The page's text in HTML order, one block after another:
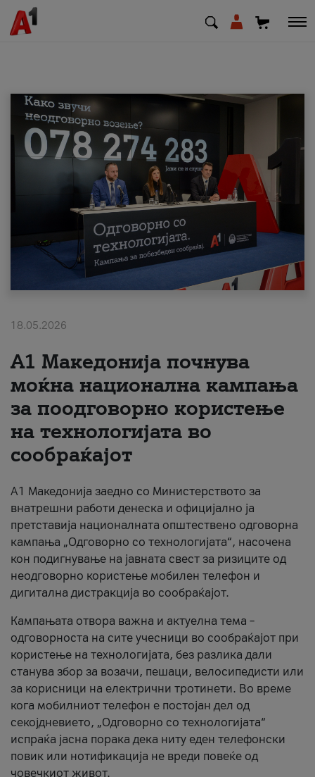
МК EN SQ
Деловни
Поддршка
Надополни кредит
#ПодобарОнлајн
18.05.2026
A1 Македонија почнува
моќна национална кампања
за поодговорно користење
на технологијата во
сообраќајот
A1 Македонија заедно со Министерството за
внатрешни работи денеска и официјално ја
претставија националната општествено одговорна
кампања „Одговорно со технологијата“, насочена
кон подигнување на јавната свест за ризиците од
неодговорно користење мобилен телефон и
дигитална дистракција во сообраќајот.
Кампањата отвора важна и актуелна тема –
одговорноста на сите учесници во сообраќајот при
користење на технологијата, без разлика дали
станува збор за возачи, пешаци, велосипедисти или
за корисници на електрични тротинети. Во време
кога мобилниот телефон е постојан дел од
секојдневието, „Одговорно со технологијата“
испраќа јасна порака дека ниту еден телефонски
повик или нотификација не вреди повеќе од
човечкиот живот.